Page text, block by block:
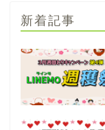
新着記事